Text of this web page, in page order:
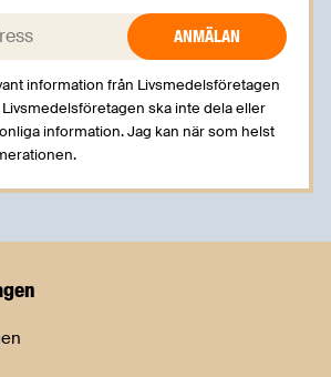
information från Livsmedelsföretagen
ska inte dela eller
information. Jag kan när som helst